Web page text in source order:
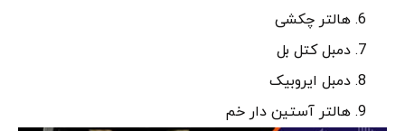
هالتر چکشی
دمبل کتل بل
دمبل ایروبیک
هالتر آستین دار خم